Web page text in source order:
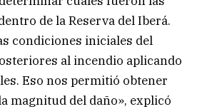
de la Reserva del Iberá.
condiciones iniciales del
al incendio aplicando
Eso nos permitió obtener
magnitud del daño», explicó